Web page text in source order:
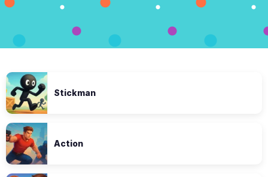
Stickman
Action